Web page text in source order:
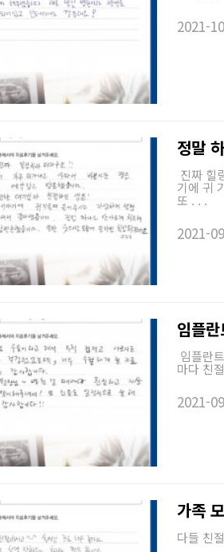
2021-
정말
진짜 힐
기에 귀
또 . . .
2021-
임플
임플란
마다 친
2021-
가족
다들 친